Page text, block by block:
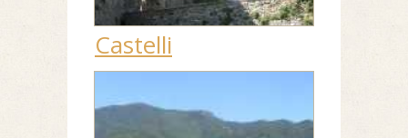
Castelli